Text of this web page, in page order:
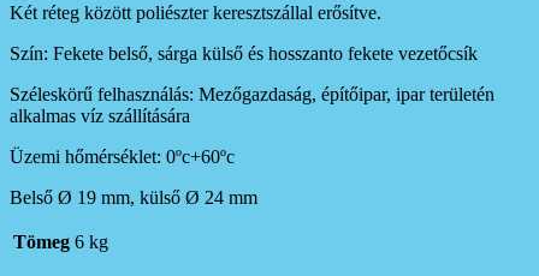
Két réteg között poliészter keresztszállal erősítve.
Szín: Fekete belső, sárga külső és hosszanto fekete vezetőcsík
Széleskörű felhasználás: Mezőgazdaság, építőipar, ipar területén
alkalmas víz szállítására
Üzemi hőmérséklet: 0ºc+60ºc
Belső Ø 19 mm, külső Ø 24 mm
Tömeg 6 kg